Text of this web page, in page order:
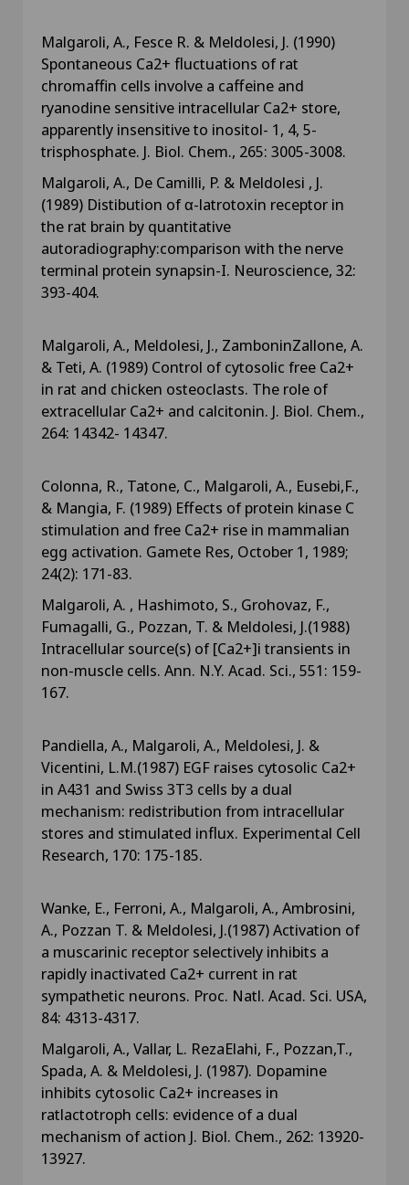
Malgaroli, A., Fesce R. & Meldolesi, J. (1990)
Spontaneous Ca2+ fluctuations of rat
chromaffin cells involve a caffeine and
ryanodine sensitive intracellular Ca2+ store,
apparently insensitive to inositol- 1, 4, 5-
trisphosphate. J. Biol. Chem., 265: 3005-3008.
Malgaroli, A., De Camilli, P. & Meldolesi , J.
(1989) Distibution of α-latrotoxin receptor in
the rat brain by quantitative
autoradiography:comparison with the nerve
terminal protein synapsin-I. Neuroscience, 32:
393-404.
Malgaroli, A., Meldolesi, J., ZamboninZallone, A.
& Teti, A. (1989) Control of cytosolic free Ca2+
in rat and chicken osteoclasts. The role of
extracellular Ca2+ and calcitonin. J. Biol. Chem.,
264: 14342- 14347.
Colonna, R., Tatone, C., Malgaroli, A., Eusebi,F.,
& Mangia, F. (1989) Effects of protein kinase C
stimulation and free Ca2+ rise in mammalian
egg activation. Gamete Res, October 1, 1989;
24(2): 171-83.
Malgaroli, A. , Hashimoto, S., Grohovaz, F.,
Fumagalli, G., Pozzan, T. & Meldolesi, J.(1988)
Intracellular source(s) of [Ca2+]i transients in
non-muscle cells. Ann. N.Y. Acad. Sci., 551: 159-
167.
Pandiella, A., Malgaroli, A., Meldolesi, J. &
Vicentini, L.M.(1987) EGF raises cytosolic Ca2+
in A431 and Swiss 3T3 cells by a dual
mechanism: redistribution from intracellular
stores and stimulated influx. Experimental Cell
Research, 170: 175-185.
Wanke, E., Ferroni, A., Malgaroli, A., Ambrosini,
A., Pozzan T. & Meldolesi, J.(1987) Activation of
a muscarinic receptor selectively inhibits a
rapidly inactivated Ca2+ current in rat
sympathetic neurons. Proc. Natl. Acad. Sci. USA,
84: 4313-4317.
Malgaroli, A., Vallar, L. RezaElahi, F., Pozzan,T.,
Spada, A. & Meldolesi, J. (1987). Dopamine
inhibits cytosolic Ca2+ increases in
ratlactotroph cells: evidence of a dual
mechanism of action J. Biol. Chem., 262: 13920-
13927.